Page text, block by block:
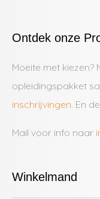
Ontdek onze
Moeite met kiezen?
opleidingspakket
inschrijvingen . En
Mail voor info naar
Winkelmand